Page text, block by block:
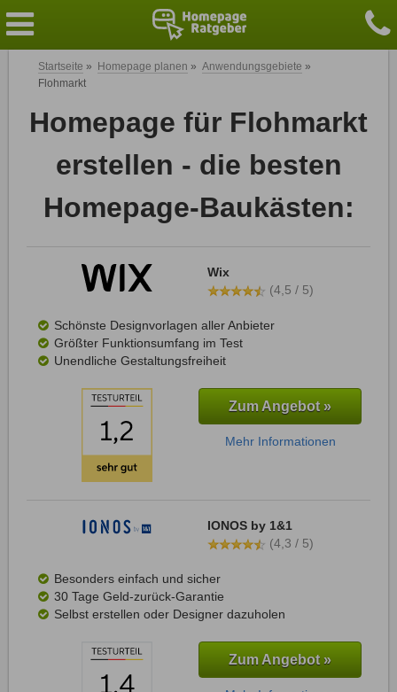
Startseite » Homepage planen » Anwendungsgebiete »
Flohmarkt
Homepage für Flohmarkt
erstellen - die besten
Homepage-Baukästen:
Wix
(4,5 / 5)
Schönste Designvorlagen aller Anbieter
Größter Funktionsumfang im Test
Unendliche Gestaltungsfreiheit
Zum Angebot »
Mehr Informationen
IONOS by 1&1
(4,3 / 5)
Besonders einfach und sicher
30 Tage Geld-zurück-Garantie
Selbst erstellen oder Designer dazuholen
Zum Angebot »